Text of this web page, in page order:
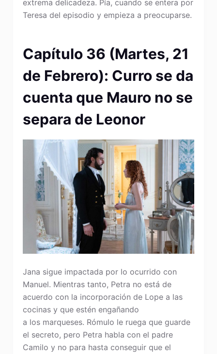
extrema delicadeza. Pía, cuando se entera por
Teresa del episodio y empieza a preocuparse.
Capítulo 36 (Martes, 21
de Febrero): Curro se da
cuenta que Mauro no se
separa de Leonor
Jana sigue impactada por lo ocurrido con
Manuel. Mientras tanto, Petra no está de
acuerdo con la incorporación de Lope a las
cocinas y que estén engañando
a los marqueses. Rómulo le ruega que guarde
el secreto, pero Petra habla con el padre
Camilo y no para hasta conseguir que el